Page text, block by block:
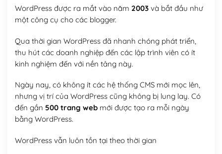
WordPress được ra mắt vào năm 2003và bắt đầu như
một công cụ cho các blogger.
Qua thời gian WordPress đã nhanh chóng phát triển,
thu hút các doanh nghiệp đến các lập trình viên có ít
kinh nghiệm đến với nền tảng này.
Ngày nay, có không ít các hệ thống CMS mới mọc lên,
nhưng vị trí của WordPress cũng không bị lung lay. Có
đến gần 500 trang webmới được tạo ra mỗi ngày
bằng WordPress.
WordPress vẫn luôn tồn tại theo thời gian